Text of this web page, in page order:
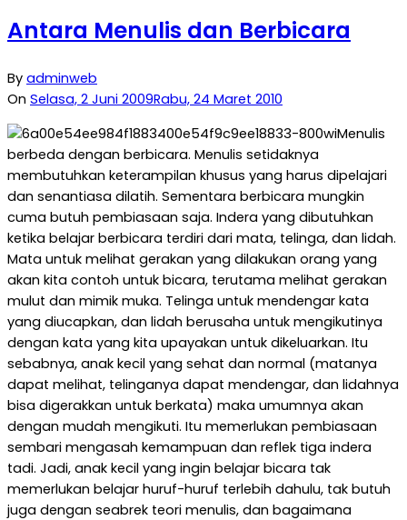
Antara Menulis dan Berbicara
By adminweb
On Selasa, 2 Juni 2009Rabu, 24 Maret 2010
Menulis
berbeda dengan berbicara. Menulis setidaknya
membutuhkan keterampilan khusus yang harus dipelajari
dan senantiasa dilatih. Sementara berbicara mungkin
cuma butuh pembiasaan saja. Indera yang dibutuhkan
ketika belajar berbicara terdiri dari mata, telinga, dan lidah.
Mata untuk melihat gerakan yang dilakukan orang yang
akan kita contoh untuk bicara, terutama melihat gerakan
mulut dan mimik muka. Telinga untuk mendengar kata
yang diucapkan, dan lidah berusaha untuk mengikutinya
dengan kata yang kita upayakan untuk dikeluarkan. Itu
sebabnya, anak kecil yang sehat dan normal (matanya
dapat melihat, telinganya dapat mendengar, dan lidahnya
bisa digerakkan untuk berkata) maka umumnya akan
dengan mudah mengikuti. Itu memerlukan pembiasaan
sembari mengasah kemampuan dan reflek tiga indera
tadi. Jadi, anak kecil yang ingin belajar bicara tak
memerlukan belajar huruf-huruf terlebih dahulu, tak butuh
juga dengan seabrek teori menulis, dan bagaimana